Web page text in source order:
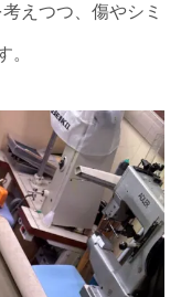
えつつ、傷やシミ
。